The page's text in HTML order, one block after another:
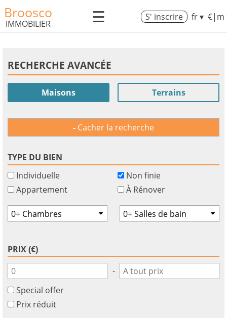
Broosco
IMMOBILIER ☰ S' inscrire fr ▾ €|m
RECHERCHE AVANCÉE
Maisons Terrains
Cacher la recherche
TYPE DU BIEN
Individuelle
Appartement
Non finie
À Rénover
PRIX (€)
-
Special offer
Prix réduit